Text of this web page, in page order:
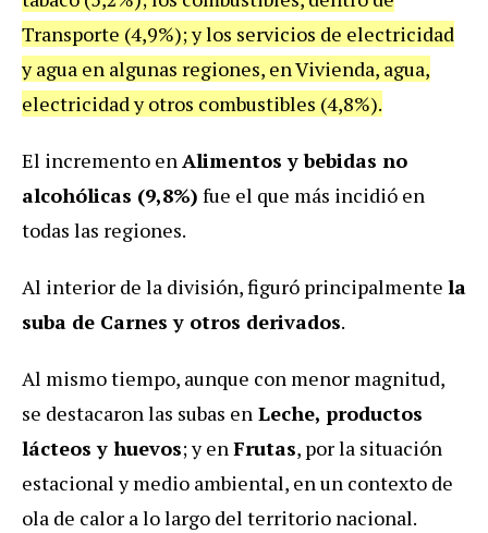
Transporte (4,9%); y los servicios de electricidad
y agua en algunas regiones, en Vivienda, agua,
electricidad y otros combustibles (4,8%).
El incremento enAlimentos y bebidas no
alcohólicas (9,8%) fue el que más incidió en
todas las regiones.
Al interior de la división, figuró principalmente la
suba de Carnes y otros derivados.
Al mismo tiempo, aunque con menor magnitud,
se destacaron las subas en Leche, productos
lácteos y huevos; y enFrutas, por la situación
estacional y medio ambiental, en un contexto de
ola de calor a lo largo del territorio nacional.